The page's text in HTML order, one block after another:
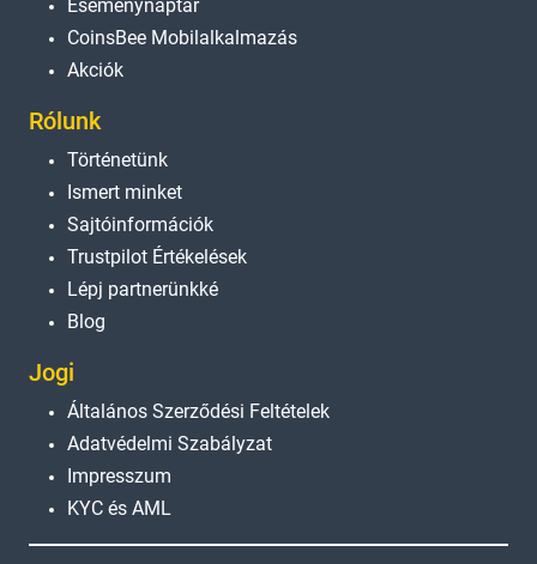
Eseménynaptár
CoinsBee Mobilalkalmazás
Akciók
Rólunk
Történetünk
Ismert minket
Sajtóinformációk
Trustpilot Értékelések
Lépj partnerünkké
Blog
Jogi
Általános Szerződési Feltételek
Adatvédelmi Szabályzat
Impresszum
KYC és AML